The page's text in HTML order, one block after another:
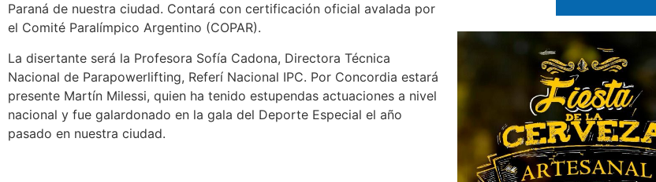
Paraná de nuestra ciudad. Contará con certificación oficial avalada por
el Comité Paralímpico Argentino (COPAR).
La disertante será la Profesora Sofía Cadona, Directora Técnica
Nacional de Parapowerlifting, Referí Nacional IPC. Por Concordia estará
presente Martín Milessi, quien ha tenido estupendas actuaciones a nivel
nacional y fue galardonado en la gala del Deporte Especial el año
pasado en nuestra ciudad.